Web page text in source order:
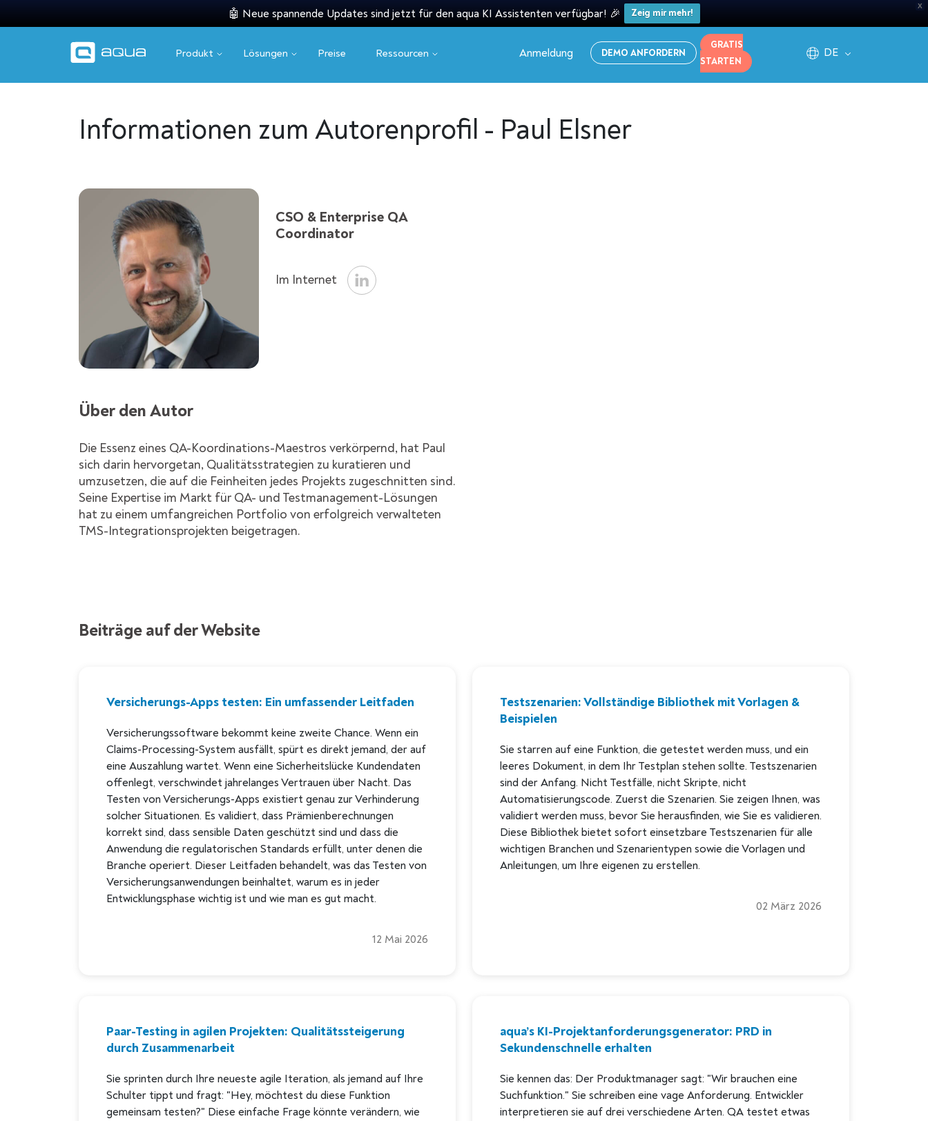
X
🤖 Neue spannende Updates sind jetzt für den aqua KI Assistenten verfügbar! 🎉 Zeig mir mehr!
Produkt Lösungen Preise Ressourcen DE
Anmeldung DEMO ANFORDERN
GRATIS
STARTEN
Informationen zum Autorenprofil - Paul Elsner
CSO & Enterprise QA
Coordinator
Im Internet
Über den Autor
Die Essenz eines QA-Koordinations-Maestros verkörpernd, hat Paul
sich darin hervorgetan, Qualitätsstrategien zu kuratieren und
umzusetzen, die auf die Feinheiten jedes Projekts zugeschnitten sind.
Seine Expertise im Markt für QA- und Testmanagement-Lösungen
hat zu einem umfangreichen Portfolio von erfolgreich verwalteten
TMS-Integrationsprojekten beigetragen.
Beiträge auf der Website
Versicherungs-Apps testen: Ein umfassender Leitfaden
Versicherungssoftware bekommt keine zweite Chance. Wenn ein
Claims-Processing-System ausfällt, spürt es direkt jemand, der auf
eine Auszahlung wartet. Wenn eine Sicherheitslücke Kundendaten
offenlegt, verschwindet jahrelanges Vertrauen über Nacht. Das
Testen von Versicherungs-Apps existiert genau zur Verhinderung
solcher Situationen. Es validiert, dass Prämienberechnungen
korrekt sind, dass sensible Daten geschützt sind und dass die
Anwendung die regulatorischen Standards erfüllt, unter denen die
Branche operiert. Dieser Leitfaden behandelt, was das Testen von
Versicherungsanwendungen beinhaltet, warum es in jeder
Entwicklungsphase wichtig ist und wie man es gut macht.
12 Mai 2026
Testszenarien: Vollständige Bibliothek mit Vorlagen &
Beispielen
Sie starren auf eine Funktion, die getestet werden muss, und ein
leeres Dokument, in dem Ihr Testplan stehen sollte. Testszenarien
sind der Anfang. Nicht Testfälle, nicht Skripte, nicht
Automatisierungscode. Zuerst die Szenarien. Sie zeigen Ihnen, was
validiert werden muss, bevor Sie herausfinden, wie Sie es validieren.
Diese Bibliothek bietet sofort einsetzbare Testszenarien für alle
wichtigen Branchen und Szenarientypen sowie die Vorlagen und
Anleitungen, um Ihre eigenen zu erstellen.
02 März 2026
Paar-Testing in agilen Projekten: Qualitätssteigerung
durch Zusammenarbeit
Sie sprinten durch Ihre neueste agile Iteration, als jemand auf Ihre
Schulter tippt und fragt: "Hey, möchtest du diese Funktion
gemeinsam testen?" Diese einfache Frage könnte verändern, wie
aqua’s KI-Projektanforderungsgenerator: PRD in
Sekundenschnelle erhalten
Sie kennen das: Der Produktmanager sagt: "Wir brauchen eine
Suchfunktion." Sie schreiben eine vage Anforderung. Entwickler
interpretieren sie auf drei verschiedene Arten. QA testet etwas